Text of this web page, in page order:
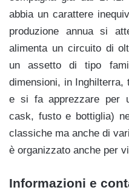
abbia un carattere
produzione annua si
alimenta un circuito di
un assetto di tipo
dimensioni, in Inghilterra,
e si fa apprezzare per
cask, fusto e bottiglia)
classiche ma anche di
è organizzato anche per
Informazioni e